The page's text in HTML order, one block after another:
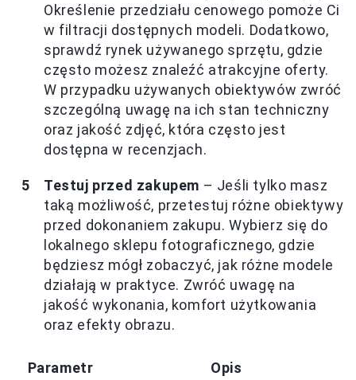
Określenie przedziału cenowego pomoże Ci
w filtracji dostępnych modeli. Dodatkowo,
sprawdź rynek używanego sprzętu, gdzie
często możesz znaleźć atrakcyjne oferty.
W przypadku używanych obiektywów zwróć
szczególną uwagę na ich stan techniczny
oraz jakość zdjęć, która często jest
dostępna w recenzjach.
Testuj przed zakupem – Jeśli tylko masz
taką możliwość, przetestuj różne obiektywy
przed dokonaniem zakupu. Wybierz się do
lokalnego sklepu fotograficznego, gdzie
będziesz mógł zobaczyć, jak różne modele
działają w praktyce. Zwróć uwagę na
jakość wykonania, komfort użytkowania
oraz efekty obrazu.
Parametr Opis